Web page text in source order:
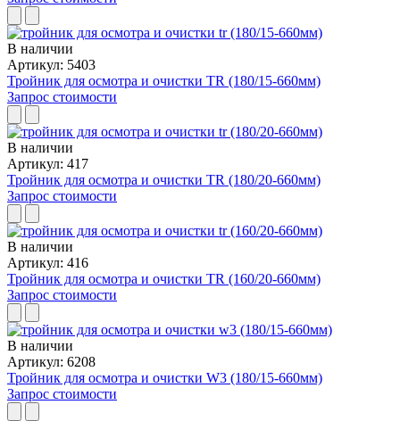
В наличии
Артикул: 5403
Тройник для осмотра и очистки TR (180/15-660мм)
Запрос стоимости
В наличии
Артикул: 417
Тройник для осмотра и очистки TR (180/20-660мм)
Запрос стоимости
В наличии
Артикул: 416
Тройник для осмотра и очистки TR (160/20-660мм)
Запрос стоимости
В наличии
Артикул: 6208
Тройник для осмотра и очистки W3 (180/15-660мм)
Запрос стоимости